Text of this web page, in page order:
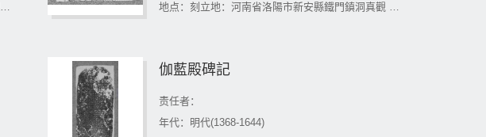
地点：刻立地：河南省洛陽市孟津縣龍馬負圖寺 現藏地：河南省洛陽市孟津縣龍馬負圖寺
地点：刻立地：河南省洛陽市新安縣鐵門鎮洞真觀 現藏地：河南省洛陽市新安縣鐵門鎮洞真觀
伽藍殿碑記
责任者：
年代：明代(1368-1644)